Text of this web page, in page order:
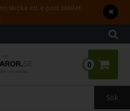
skicka ett e-post istället.
0